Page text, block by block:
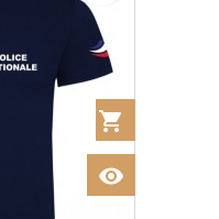
shopping_cart
visibility